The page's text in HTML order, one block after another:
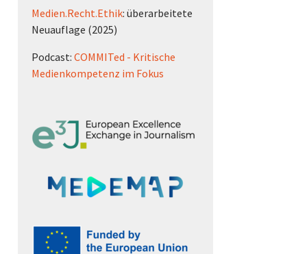
Medien.Recht.Ethik: überarbeitete
Neuauflage (2025)
Podcast: COMMITed - Kritische
Medienkompetenz im Fokus